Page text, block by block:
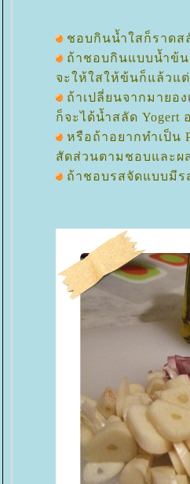
ชอบกินน้ำใสก็ราดส
ถ้าชอบกินแบบน้ำข้น
จะให้ใสให้ข้นก็แล้วแต่
ถ้าเปลี่ยนจากมายอง
ก็จะได้น้ำสลัด Yogert
หรือถ้าอยากทำเป็น
สัดส่วนตามชอบและผ
ถ้าชอบรสจัดแบบมีร